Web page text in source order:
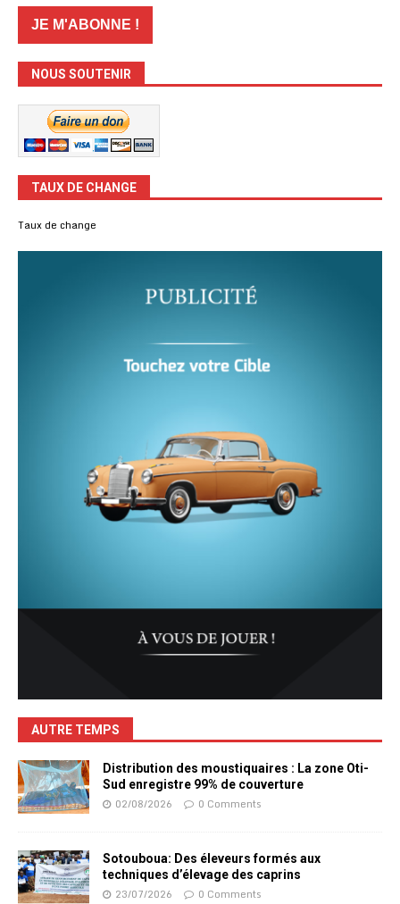
NOUS SOUTENIR
TAUX DE CHANGE
Taux de change
AUTRE TEMPS
Distribution des moustiquaires : La zone Oti-
Sud enregistre 99% de couverture
02/08/2026 0 Comments
Sotouboua: Des éleveurs formés aux
techniques d’élevage des caprins
23/07/2026 0 Comments